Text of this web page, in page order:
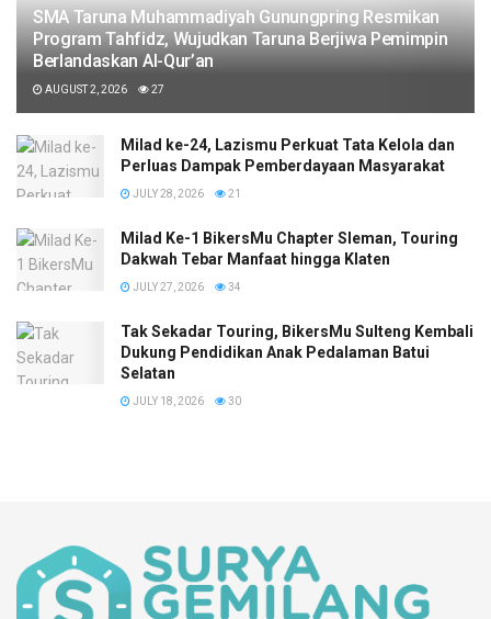
SMA Taruna Muhammadiyah Gunungpring Resmikan
Program Tahfidz, Wujudkan Taruna Berjiwa Pemimpin
Berlandaskan Al-Qur’an
AUGUST 2, 2026 27
Milad ke-24, Lazismu Perkuat Tata Kelola dan
Perluas Dampak Pemberdayaan Masyarakat
JULY 28, 2026 21
Milad Ke-1 BikersMu Chapter Sleman, Touring
Dakwah Tebar Manfaat hingga Klaten
JULY 27, 2026 34
Tak Sekadar Touring, BikersMu Sulteng Kembali
Dukung Pendidikan Anak Pedalaman Batui
Selatan
JULY 18, 2026 30